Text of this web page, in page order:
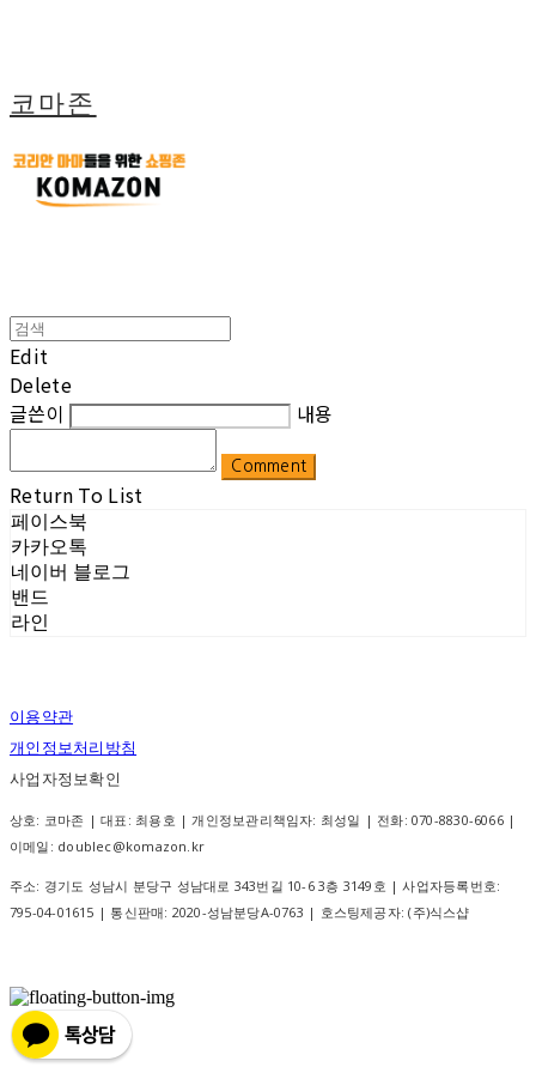
코마존
Edit
Delete
글쓴이
내용
Comment
Return To List
페이스북
카카오톡
네이버 블로그
밴드
라인
이용약관
개인정보처리방침
사업자정보확인
상호: 코마존 | 대표: 최용호 | 개인정보관리책임자: 최성일 | 전화: 070-8830-6066 |
이메일: doublec@komazon.kr
주소: 경기도 성남시 분당구 성남대로 343번길 10-6 3층 3149호 | 사업자등록번호:
795-04-01615 | 통신판매: 2020-성남분당A-0763 | 호스팅제공자: (주)식스샵